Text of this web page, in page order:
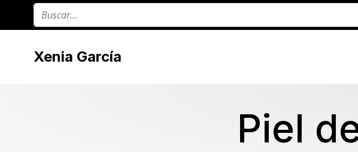
Xenia García
Piel